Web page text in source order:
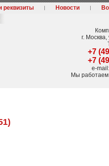
реквизиты Новости
г. Москва,
+7
+7
e-mail:
Мы работаем